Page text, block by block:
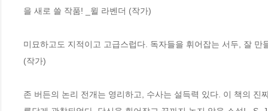
을 새로 쓸 작품! _윌 라벤더 (작가)
미묘하고도 지적이고 고급스럽다. 독자들을 휘어잡는 서두, 잘
(작가)
존 버든의 논리 전개는 영리하고, 수사는 설득력 있다. 이 책의